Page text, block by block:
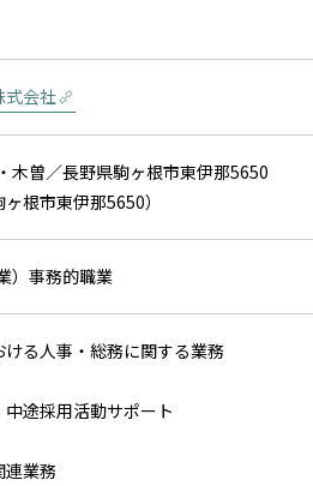
式会社
木曽／長野県駒ヶ根市東伊那5650
ヶ根市東伊那5650）
）事務的職業
る人事・総務に関する業務
中途採用活動サポート
連業務